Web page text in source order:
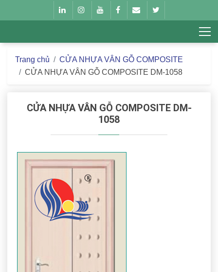
Trang chủ
CỬA NHỰA VÂN GỖ COMPOSITE
CỬA NHỰA VÂN GỖ COMPOSITE DM-1058
CỬA NHỰA VÂN GỖ COMPOSITE DM-
1058